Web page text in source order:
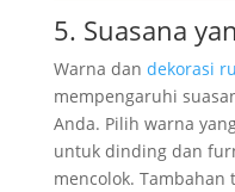
5. Suasana
Warna dan dekorasi
mempengaruhi
Anda. Pilih warna
untuk dinding dan
mencolok.